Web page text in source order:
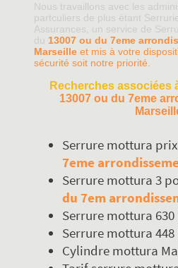
Nous travaillons avec les
partculiers de plus étant
Assurances, un service de
du 13007 ou du 7eme
Marseille et mis à votre
sécurité soit notre priorité.
Recherches associées
13007 ou du 7eme
Serrure mottura
7eme
Serrure mottura 3
du 7em
Serrure mottura
Serrure mottura
Cylindre mottura